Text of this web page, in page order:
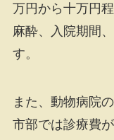
万円から十万円
麻酔、入院期間
す。
また、動物病院
市部では診療費